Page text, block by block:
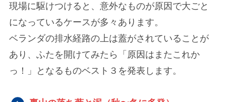
現場に駆けつけると、意外なものが原因で大ごと
になっているケースが多々あります。
ベランダの排水経路の上は蓋がされていることが
あり、ふたを開けてみたら「原因はまたこれか
っ！」となるものベスト３を発表します。